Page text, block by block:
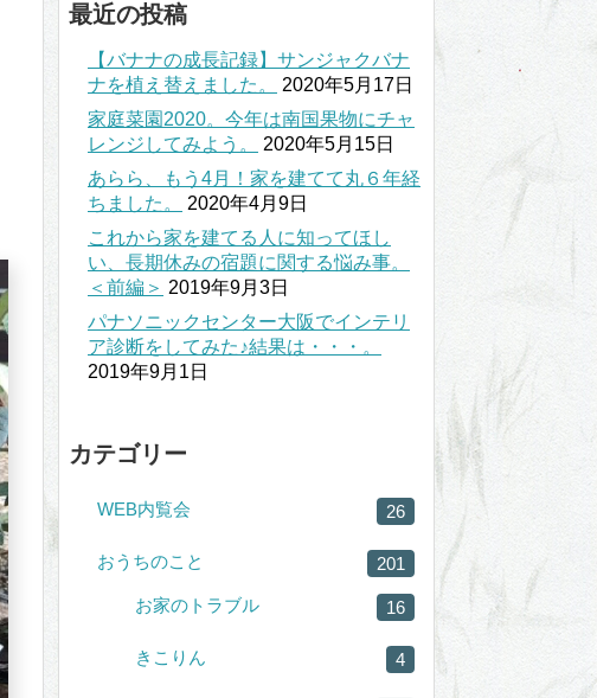
最近の投稿
【バナナの成長記録】サンジャクバナ
ナを植え替えました。
2020年5月17日
家庭菜園2020。今年は南国果物にチャ
レンジしてみよう。
2020年5月15日
あらら、もう4月！家を建てて丸６年経
ちました。
2020年4月9日
これから家を建てる人に知ってほし
い、長期休みの宿題に関する悩み事。
＜前編＞ 2019年9月3日
パナソニックセンター大阪でインテリ
ア診断をしてみた♪結果は・・・。
2019年9月1日
カテゴリー
WEB内覧会 26
おうちのこと 201
お家のトラブル 16
きこりん 4